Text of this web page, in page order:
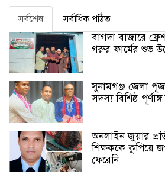
সর্বশেষ সর্বাধিক পঠিত
বাগদা বাজারে
গরুর ফার্মের শুভ
সুনামগঞ্জ জেলা
সদস্য বিশিষ্ঠ
অনলাইন জুয়ার
শিক্ষককে কুপিয়ে
ফেরেনি